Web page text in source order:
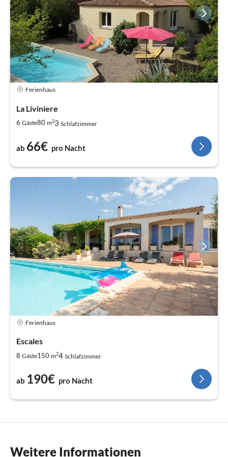
Ferienhaus
La Liviniere
6 Gäste80 m23 Schlafzimmer
ab 66€ pro Nacht
Ferienhaus
Escales
8 Gäste150 m24 Schlafzimmer
ab 190€ pro Nacht
Weitere Informationen